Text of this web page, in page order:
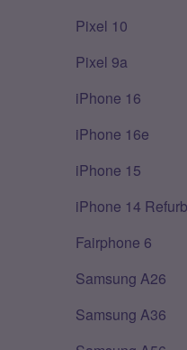
Pixel 10
Pixel 9a
iPhone 16
iPhone 16e
iPhone 15
iPhone 14
Fairphone 6
Samsung A26
Samsung A36